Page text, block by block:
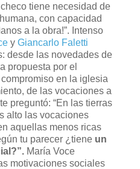
tiene necesidad de
con capacidad
a la obra!”. Intenso
y Giancarlo Faletti
desde las novedades de
propuesta por el
en la iglesia
de las vocaciones a
preguntó: “En las tierras
alto las vocaciones
aquellas menos ricas
tu parecer ¿tiene un
María Voce
motivaciones sociales